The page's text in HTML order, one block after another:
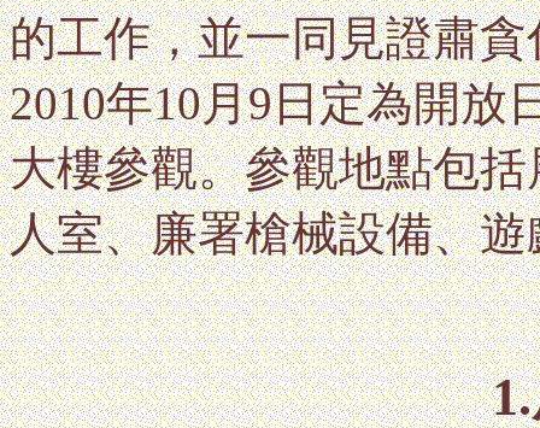
的工作，並一同見證肅
2010年10月9日定為開放
大樓參觀。參觀地點包
人室、廉署槍械設備、